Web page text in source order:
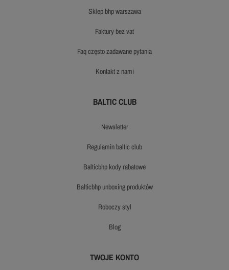
sklep bhp warszawa
faktury bez vat
faq często zadawane pytania
kontakt z nami
BALTIC CLUB
newsletter
regulamin baltic club
balticbhp kody rabatowe
balticbhp unboxing produktów
roboczy styl
blog
TWOJE KONTO